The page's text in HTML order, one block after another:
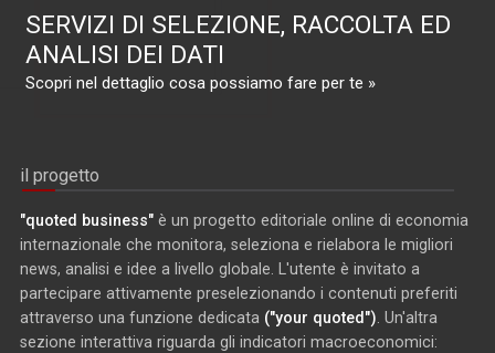
SERVIZI DI SELEZIONE, RACCOLTA ED
ANALISI DEI DATI
Scopri nel dettaglio cosa possiamo fare per te »
il progetto
"quoted business" è un progetto editoriale online di economia
internazionale che monitora, seleziona e rielabora le migliori
news, analisi e idee a livello globale. L'utente è invitato a
partecipare attivamente preselezionando i contenuti preferiti
attraverso una funzione dedicata ("your quoted") . Un'altra
sezione interattiva riguarda gli indicatori macroeconomici: